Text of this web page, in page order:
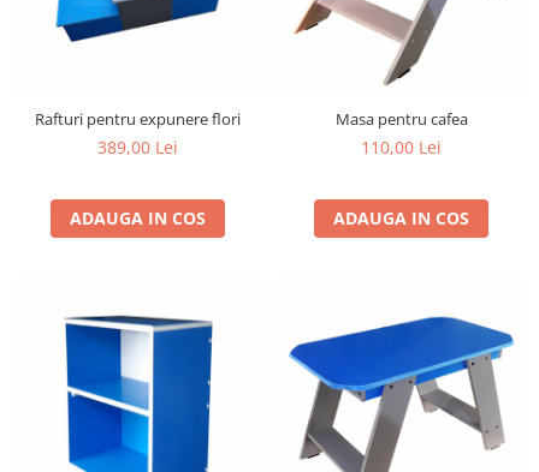
Rafturi pentru expunere flori
389,00 Lei
ADAUGA IN COS
Masa pentru cafea
110,00 Lei
ADAUGA IN COS